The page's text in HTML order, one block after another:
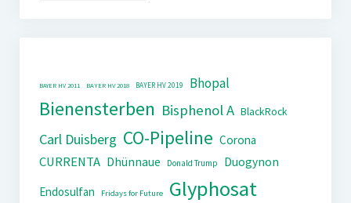
BAYER HV 2011 BAYER HV 2018 BAYER HV 2019 Bhopal
Bienensterben Bisphenol A BlackRock
Carl Duisberg CO-Pipeline Corona
CURRENTA Dhünnaue Donald Trump
Duogynon
Endosulfan
Fridays for Future Glyphosat